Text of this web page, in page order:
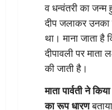
व धन्वंतरी का
दीप जलाकर उनका
था। माना जाता है
दीपावली पर माता
की जाती है।
माता पार्वती ने
का रूप धारण